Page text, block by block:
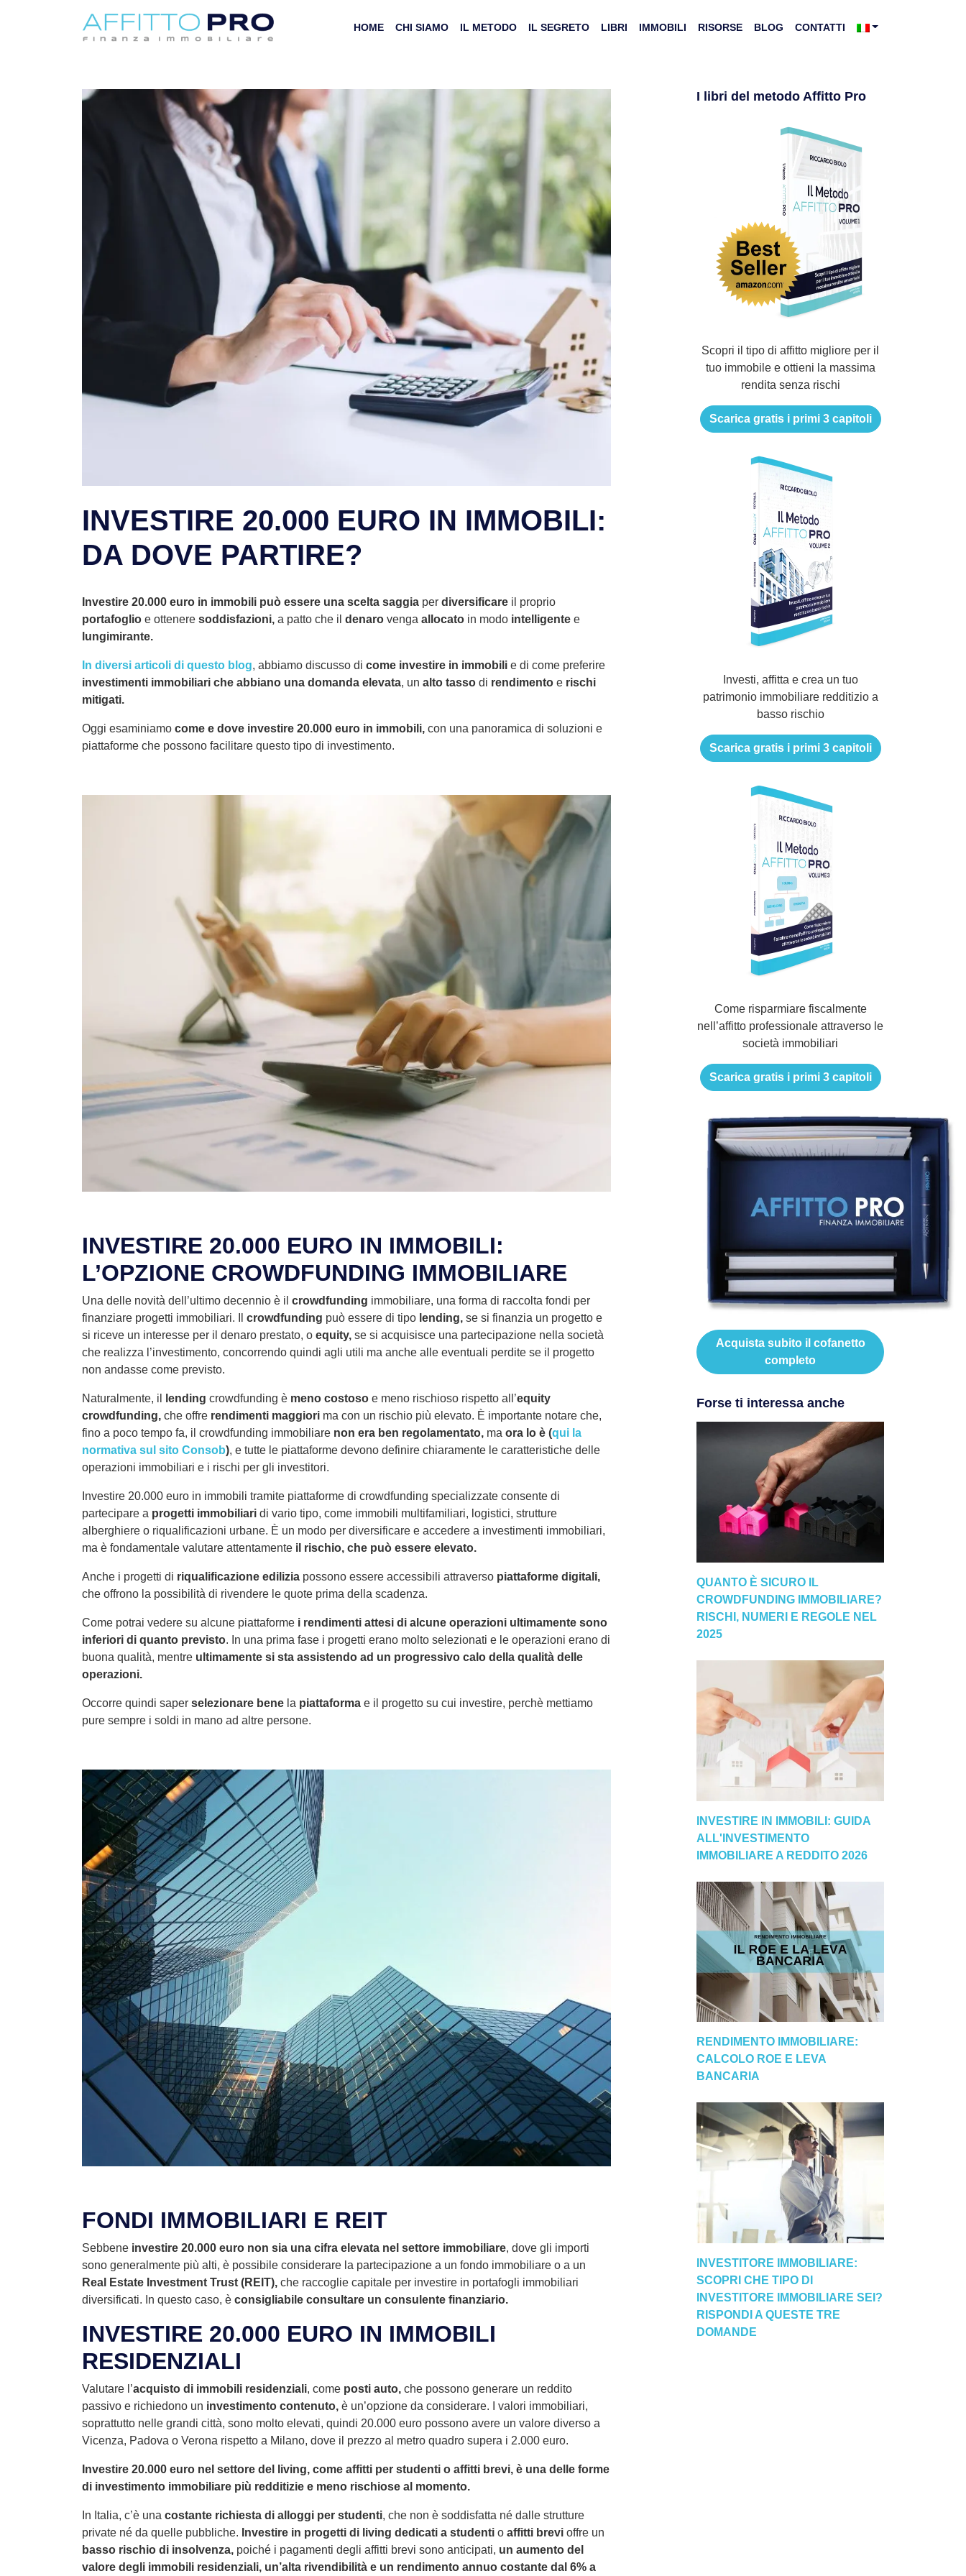
HOME CHI SIAMO IL METODO IL SEGRETO LIBRI IMMOBILI RISORSE BLOG CONTATTI
INVESTIRE 20.000 EURO IN IMMOBILI:
DA DOVE PARTIRE?
Investire 20.000 euro in immobili può essere una scelta saggia per diversificare il proprio
portafoglio e ottenere soddisfazioni, a patto che il denaro venga allocato in modo intelligente e
lungimirante.
In diversi articoli di questo blog, abbiamo discusso di come investire in immobili e di come preferire
investimenti immobiliari che abbiano una domanda elevata, un alto tasso di rendimento e rischi
mitigati.
Oggi esaminiamo come e dove investire 20.000 euro in immobili, con una panoramica di soluzioni e
piattaforme che possono facilitare questo tipo di investimento.
INVESTIRE 20.000 EURO IN IMMOBILI:
L’OPZIONE CROWDFUNDING IMMOBILIARE
Una delle novità dell’ultimo decennio è il crowdfunding immobiliare, una forma di raccolta fondi per
finanziare progetti immobiliari. Il crowdfunding può essere di tipo lending, se si finanzia un progetto e
si riceve un interesse per il denaro prestato, o equity, se si acquisisce una partecipazione nella società
che realizza l’investimento, concorrendo quindi agli utili ma anche alle eventuali perdite se il progetto
non andasse come previsto.
Naturalmente, il lending crowdfunding è meno costoso e meno rischioso rispetto all’equity
crowdfunding, che offre rendimenti maggiori ma con un rischio più elevato. È importante notare che,
fino a poco tempo fa, il crowdfunding immobiliare non era ben regolamentato, ma ora lo è (qui la
normativa sul sito Consob), e tutte le piattaforme devono definire chiaramente le caratteristiche delle
operazioni immobiliari e i rischi per gli investitori.
Investire 20.000 euro in immobili tramite piattaforme di crowdfunding specializzate consente di
partecipare a progetti immobiliari di vario tipo, come immobili multifamiliari, logistici, strutture
alberghiere o riqualificazioni urbane. È un modo per diversificare e accedere a investimenti immobiliari,
ma è fondamentale valutare attentamente il rischio, che può essere elevato.
Anche i progetti di riqualificazione edilizia possono essere accessibili attraverso piattaforme digitali,
che offrono la possibilità di rivendere le quote prima della scadenza.
Come potrai vedere su alcune piattaforme i rendimenti attesi di alcune operazioni ultimamente sono
inferiori di quanto previsto. In una prima fase i progetti erano molto selezionati e le operazioni erano di
buona qualità, mentre ultimamente si sta assistendo ad un progressivo calo della qualità delle
operazioni.
Occorre quindi saper selezionare bene la piattaforma e il progetto su cui investire, perchè mettiamo
pure sempre i soldi in mano ad altre persone.
FONDI IMMOBILIARI E REIT
Sebbene investire 20.000 euro non sia una cifra elevata nel settore immobiliare, dove gli importi
sono generalmente più alti, è possibile considerare la partecipazione a un fondo immobiliare o a un
Real Estate Investment Trust (REIT), che raccoglie capitale per investire in portafogli immobiliari
diversificati. In questo caso, è consigliabile consultare un consulente finanziario.
INVESTIRE 20.000 EURO IN IMMOBILI
RESIDENZIALI
Valutare l’acquisto di immobili residenziali, come posti auto, che possono generare un reddito
passivo e richiedono un investimento contenuto, è un’opzione da considerare. I valori immobiliari,
soprattutto nelle grandi città, sono molto elevati, quindi 20.000 euro possono avere un valore diverso a
Vicenza, Padova o Verona rispetto a Milano, dove il prezzo al metro quadro supera i 2.000 euro.
Investire 20.000 euro nel settore del living, come affitti per studenti o affitti brevi, è una delle forme
di investimento immobiliare più redditizie e meno rischiose al momento.
In Italia, c’è una costante richiesta di alloggi per studenti, che non è soddisfatta né dalle strutture
private né da quelle pubbliche. Investire in progetti di living dedicati a studenti o affitti brevi offre un
basso rischio di insolvenza, poiché i pagamenti degli affitti brevi sono anticipati, un aumento del
valore degli immobili residenziali, un’alta rivendibilità e un rendimento annuo costante dal 6% a
I libri del metodo Affitto Pro
Scopri il tipo di affitto migliore per il
tuo immobile e ottieni la massima
rendita senza rischi
Scarica gratis i primi 3 capitoli
Investi, affitta e crea un tuo
patrimonio immobiliare redditizio a
basso rischio
Scarica gratis i primi 3 capitoli
Come risparmiare fiscalmente
nell’affitto professionale attraverso le
società immobiliari
Scarica gratis i primi 3 capitoli
Acquista subito il cofanetto
completo
Forse ti interessa anche
QUANTO È SICURO IL
CROWDFUNDING IMMOBILIARE?
RISCHI, NUMERI E REGOLE NEL
2025
INVESTIRE IN IMMOBILI: GUIDA
ALL'INVESTIMENTO
IMMOBILIARE A REDDITO 2026
RENDIMENTO IMMOBILIARE:
CALCOLO ROE E LEVA
BANCARIA
INVESTITORE IMMOBILIARE:
SCOPRI CHE TIPO DI
INVESTITORE IMMOBILIARE SEI?
RISPONDI A QUESTE TRE
DOMANDE